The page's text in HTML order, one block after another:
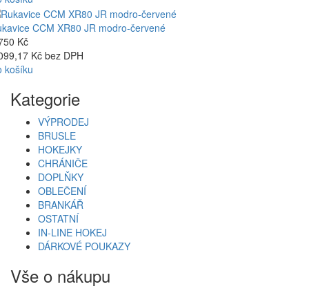
CCM XR80 JR modro-červené
Kč
Kč bez DPH
košíku
Kategorie
VÝPRODEJ
BRUSLE
HOKEJKY
CHRÁNIČE
DOPLŇKY
OBLEČENÍ
BRANKÁŘ
OSTATNÍ
IN-LINE HOKEJ
DÁRKOVÉ POUKAZY
Vše o nákupu